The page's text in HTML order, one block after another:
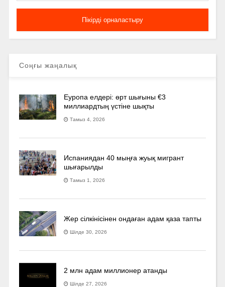
Соңғы жаңалық
Еуропа елдері: өрт шығыны €3
миллиардтың үстіне шықты
Тамыз 4, 2026
Испаниядан 40 мыңға жуық мигрант
шығарылды
Тамыз 1, 2026
Жер сілкінісінен ондаған адам қаза тапты
Шілде 30, 2026
2 млн адам миллионер атанды
Шілде 27, 2026